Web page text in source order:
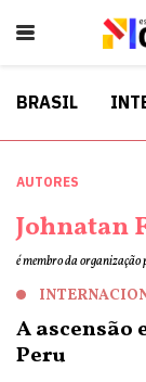
BRASIL
AUTORES
Johnatan
é membro da
A
Peru